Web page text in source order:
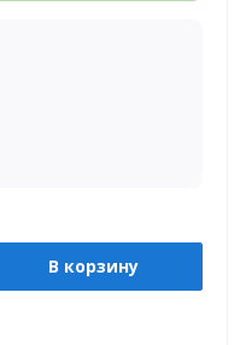
В корзину